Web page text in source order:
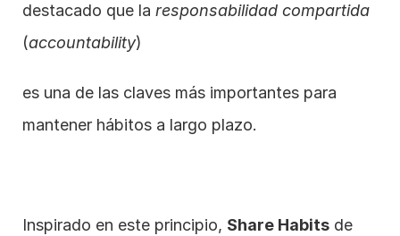
destacado que la responsabilidad compartida
(accountability)
es una de las claves más importantes para
mantener hábitos a largo plazo.
Inspirado en este principio, Share Habits de